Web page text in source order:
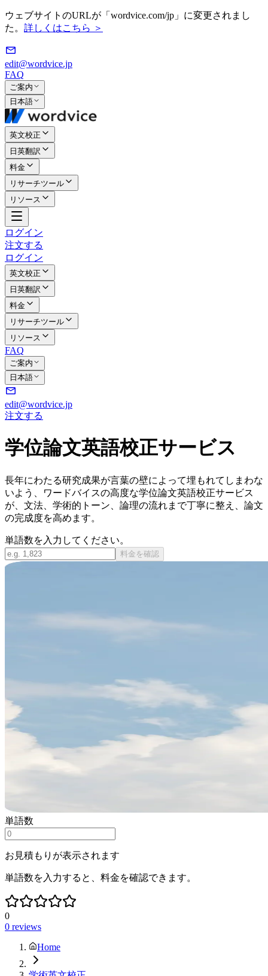
ウェブサイトのURLが「wordvice.com/jp」に変更されまし
た。 詳しくはこちら ＞
edit@wordvice.jp
FAQ
ご案内
日本語
英文校正
日英翻訳
料金
リサーチツール
リソース
ログイン
注文する
ログイン
英文校正
日英翻訳
料金
リサーチツール
リソース
FAQ
ご案内
日本語
edit@wordvice.jp
注文する
学位論文英語校正サービス
長年にわたる研究成果が言葉の壁によって埋もれてしまわな
いよう、ワードバイスの高度な学位論文英語校正サービス
が、文法、学術的トーン、論理の流れまで丁寧に整え、論文
の完成度を高めます。
単語数を入力してください。
料金を確認
単語数
お見積もりが表示されます
単語数を入力すると、料金を確認できます。
0
0 reviews
Home